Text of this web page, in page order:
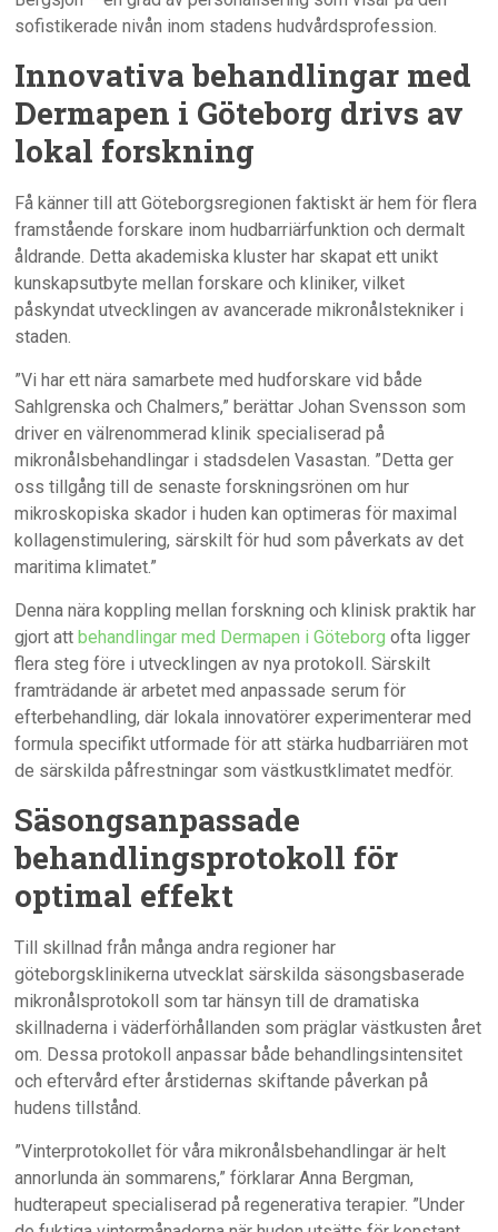
sofistikerade nivån inom stadens hudvårdsprofession.
Innovativa behandlingar med
Dermapen i Göteborg drivs av
lokal forskning
Få känner till att Göteborgsregionen faktiskt är hem för flera
framstående forskare inom hudbarriärfunktion och dermalt
åldrande. Detta akademiska kluster har skapat ett unikt
kunskapsutbyte mellan forskare och kliniker, vilket
påskyndat utvecklingen av avancerade mikronålstekniker i
staden.
”Vi har ett nära samarbete med hudforskare vid både
Sahlgrenska och Chalmers,” berättar Johan Svensson som
driver en välrenommerad klinik specialiserad på
mikronålsbehandlingar i stadsdelen Vasastan. ”Detta ger
oss tillgång till de senaste forskningsrönen om hur
mikroskopiska skador i huden kan optimeras för maximal
kollagenstimulering, särskilt för hud som påverkats av det
maritima klimatet.”
Denna nära koppling mellan forskning och klinisk praktik har
gjort attbehandlingar med Dermapen i Göteborg ofta ligger
flera steg före i utvecklingen av nya protokoll. Särskilt
framträdande är arbetet med anpassade serum för
efterbehandling, där lokala innovatörer experimenterar med
formula specifikt utformade för att stärka hudbarriären mot
de särskilda påfrestningar som västkustklimatet medför.
Säsongsanpassade
behandlingsprotokoll för
optimal effekt
Till skillnad från många andra regioner har
göteborgsklinikerna utvecklat särskilda säsongsbaserade
mikronålsprotokoll som tar hänsyn till de dramatiska
skillnaderna i väderförhållanden som präglar västkusten året
om. Dessa protokoll anpassar både behandlingsintensitet
och eftervård efter årstidernas skiftande påverkan på
hudens tillstånd.
”Vinterprotokollet för våra mikronålsbehandlingar är helt
annorlunda än sommarens,” förklarar Anna Bergman,
hudterapeut specialiserad på regenerativa terapier. ”Under